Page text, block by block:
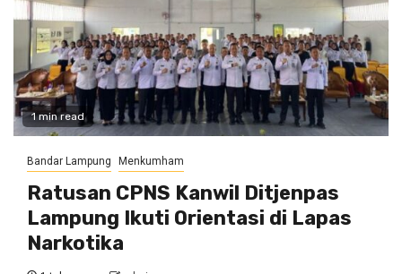
1 min read
Bandar Lampung Menkumham
Ratusan CPNS Kanwil Ditjenpas
Lampung Ikuti Orientasi di Lapas
Narkotika